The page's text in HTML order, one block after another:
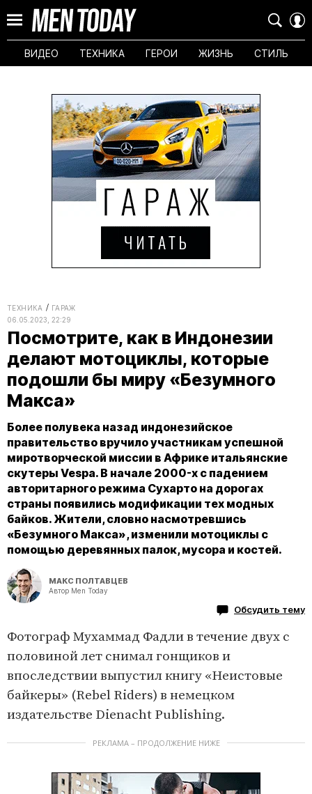
ВИДЕО ТЕХНИКА ГЕРОИ ЖИЗНЬ СТИЛЬ
ТЕХНИКА
ГАРАЖ
06.05.2023, 22:29
Посмотрите, как в Индонезии
делают мотоциклы, которые
подошли бы миру «Безумного
Макса»
Более полувека назад индонезийское
правительство вручило участникам успешной
миротворческой миссии в Африке итальянские
скутеры Vespa. В начале 2000-х с падением
авторитарного режима Сухарто на дорогах
страны появились модификации тех модных
байков. Жители, словно насмотревшись
«Безумного Макса», изменили мотоциклы с
помощью деревянных палок, мусора и костей.
МАКС ПОЛТАВЦЕВ
Автор Men Today
Обсудить тему
Фотограф Мухаммад Фадли в течение двух с
половиной лет снимал гонщиков и
впоследствии выпустил книгу «Неистовые
байкеры» (Rebel Riders) в немецком
издательстве Dienacht Publishing.
РЕКЛАМА – ПРОДОЛЖЕНИЕ НИЖЕ